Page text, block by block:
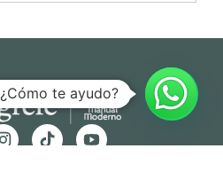
¿Cómo te ayudo?